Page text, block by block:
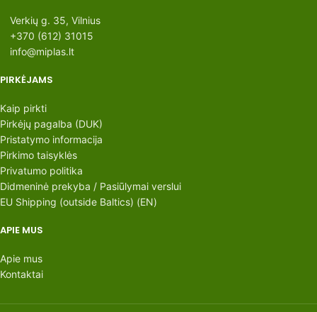
Verkių g. 35, Vilnius
+370 (612) 31015
info@miplas.lt
PIRKĖJAMS
Kaip pirkti
Pirkėjų pagalba (DUK)
Pristatymo informacija
Pirkimo taisyklės
Privatumo politika
Didmeninė prekyba / Pasiūlymai verslui
EU Shipping (outside Baltics) (EN)
APIE MUS
Apie mus
Kontaktai